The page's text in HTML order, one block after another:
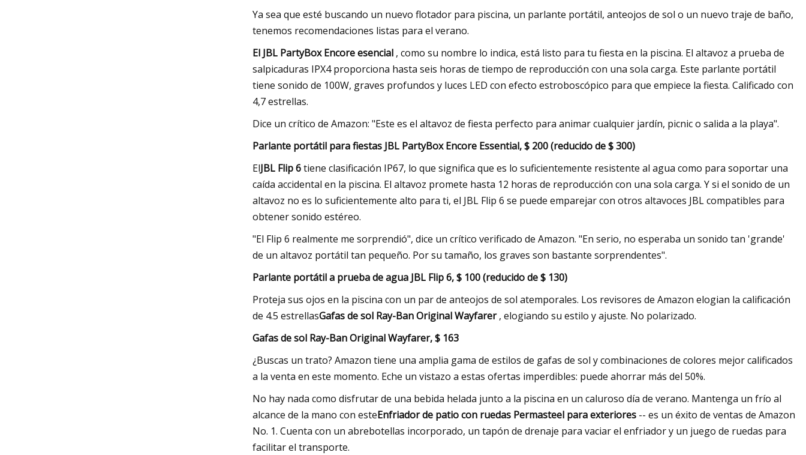
Ya sea que esté buscando un nuevo flotador para piscina, un parlante portátil, anteojos de sol o un nuevo traje de baño,
tenemos recomendaciones listas para el verano.
El JBL PartyBox Encore esencial , como su nombre lo indica, está listo para tu fiesta en la piscina. El altavoz a prueba de
salpicaduras IPX4 proporciona hasta seis horas de tiempo de reproducción con una sola carga. Este parlante portátil
tiene sonido de 100W, graves profundos y luces LED con efecto estroboscópico para que empiece la fiesta. Calificado con
4,7 estrellas.
Dice un crítico de Amazon: "Este es el altavoz de fiesta perfecto para animar cualquier jardín, picnic o salida a la playa".
Parlante portátil para fiestas JBL PartyBox Encore Essential, $ 200 (reducido de $ 300)
ElJBL Flip 6tiene clasificación IP67, lo que significa que es lo suficientemente resistente al agua como para soportar una
caída accidental en la piscina. El altavoz promete hasta 12 horas de reproducción con una sola carga. Y si el sonido de un
altavoz no es lo suficientemente alto para ti, el JBL Flip 6 se puede emparejar con otros altavoces JBL compatibles para
obtener sonido estéreo.
"El Flip 6 realmente me sorprendió", dice un crítico verificado de Amazon. "En serio, no esperaba un sonido tan 'grande'
de un altavoz portátil tan pequeño. Por su tamaño, los graves son bastante sorprendentes".
Parlante portátil a prueba de agua JBL Flip 6, $ 100 (reducido de $ 130)
Proteja sus ojos en la piscina con un par de anteojos de sol atemporales. Los revisores de Amazon elogian la calificación
de 4.5 estrellasGafas de sol Ray-Ban Original Wayfarer, elogiando su estilo y ajuste. No polarizado.
Gafas de sol Ray-Ban Original Wayfarer, $ 163
¿Buscas un trato? Amazon tiene una amplia gama de estilos de gafas de sol y combinaciones de colores mejor calificados
a la venta en este momento. Eche un vistazo a estas ofertas imperdibles: puede ahorrar más del 50%.
No hay nada como disfrutar de una bebida helada junto a la piscina en un caluroso día de verano. Mantenga un frío al
alcance de la mano con esteEnfriador de patio con ruedas Permasteel para exteriores -- es un éxito de ventas de Amazon
No. 1. Cuenta con un abrebotellas incorporado, un tapón de drenaje para vaciar el enfriador y un juego de ruedas para
facilitar el transporte.